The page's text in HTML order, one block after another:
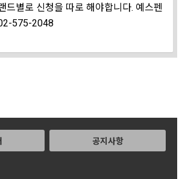
드별로 신청을 따로 해야합니다. 예스펜
575-2048
공지사항